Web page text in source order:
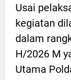
Usai
kegiatan
dalam
H/2026 M
Utama